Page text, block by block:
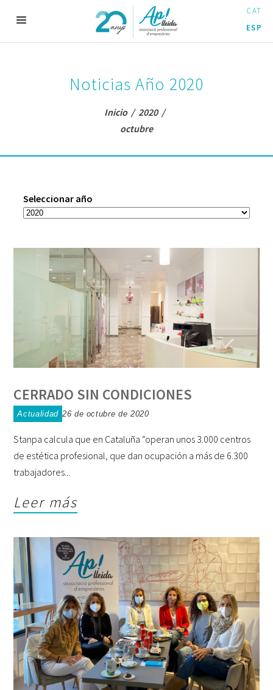
CAT
ESP
Noticias Año 2020
Inicio/ 2020/
octubre
Seleccionar año
CERRADO SIN CONDICIONES
Actualidad 26 de octubre de 2020
Stanpa calcula que en Cataluña “operan unos 3.000 centros
de estética profesional, que dan ocupación a más de 6.300
trabajadores
Leer más